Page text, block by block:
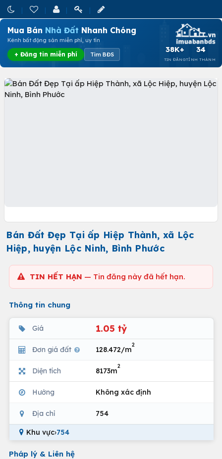
Mua Bán Nhà Đất Nhanh Chóng
Kênh bất động sản miễn phí, uy tín
+ Đăng tin miễn phí Tìm BĐS
38K+
TIN ĐĂNG
34
TỈNH THÀNH
Bán Đất Đẹp Tại ấp Hiệp Thành, xã Lộc
Hiệp, huyện Lộc Ninh, Bình Phước
TIN HẾT HẠN — Tin đăng này đã hết hạn.
Thông tin chung
Giá 1.05 tỷ
Đơn giá đất 128.472/m
2
Diện tích 8173m
2
Hướng Không xác định
Địa chỉ 754
Khu vực›754
Pháp lý & Liên hệ